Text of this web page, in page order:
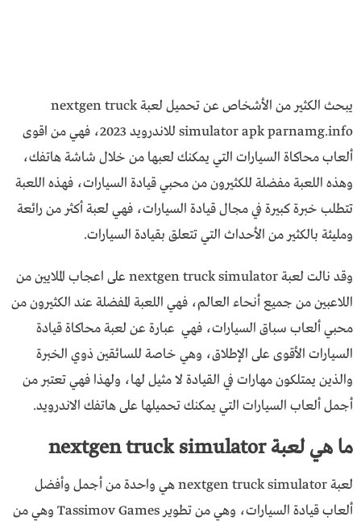
يبحث الكثير من الأشخاص عن تحميل لعبة nextgen truck
simulator apk parnamg.info للاندرويد 2023، فهي من اقوى
ألعاب محاكاة السيارات التي يمكنك لعبها من خلال شاشة هاتفك،
وهذه اللعبة مفضلة للكثيرون من محبي قيادة السيارات، فهذه اللعبة
تتطلب خبرة كبيرة في مجال قيادة السيارات، فهي لعبة أكثر من رائعة
ومليئة بالكثير من الأحداث التي تتعلق بقيادة السيارات.
وقد نالت لعبة nextgen truck simulator على اعجاب الملايين من
اللاعبين من جميع أنحاء العالم، فهي اللعبة المفضلة عند الكثيرون من
محبي ألعاب سباق السيارات، فهي عبارة عن لعبة محاكاة قيادة
السيارات الأقوى على الإطلاق، وهي خاصة للسائقين ذوي الخبرة
والذين يمتلكون مهارات في القيادة لا مثيل لها، ولهذا فهي تعتبر من
أجمل ألعاب السيارات التي يمكنك تحميلها على هاتفك الاندرويد.
ما هي لعبة nextgen truck simulator
لعبة nextgen truck simulator هي واحدة من أجمل وأفضل
ألعاب قيادة السيارات، وهي من تطوير Tassimov Games وهي من